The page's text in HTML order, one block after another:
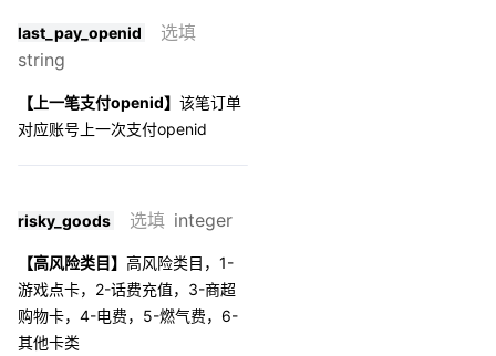
last_pay_openid
选填
string
【上一笔支付openid】 该笔订单
对应账号上一次支付openid
risky_goods 选填 integer
【高风险类目】 高风险类目，1-
游戏点卡，2-话费充值，3-商超
购物卡，4-电费，5-燃气费，6-
其他卡类